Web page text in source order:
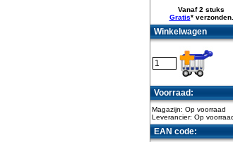
Vanaf 2 stuks
Gratis* verzonden.
Winkelwagen
Voorraad:
Magazijn: Op voorraad
Leverancier: Op
EAN code: